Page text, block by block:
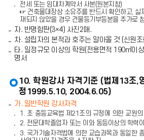
전세 또는 임대차계약서 사본(원본지참)
☞ 건축물대장상 소유주를 반드시 확인하고, 실
재되지 않았을 경우 건물등기부등본을 추가로
자. 반명함판(3×4) 사진2매.
차. 설립자의 본적과 호주는 알아올 것 (신원
타. 일정규모 이상의 학원(전용면적 190㎡이
명서
10. 학원강사 자격기준 (법제13조,
정1999.5.10, 2004.6.05)
가. 일반학원 강사자격
1. 초·중등교육법 제21조의 규정에 의한 교원
2. 전문대학졸업자 또는 이와 동등이상의 학력
3. 국가기술자격법에 의한 교습과목과 동일한